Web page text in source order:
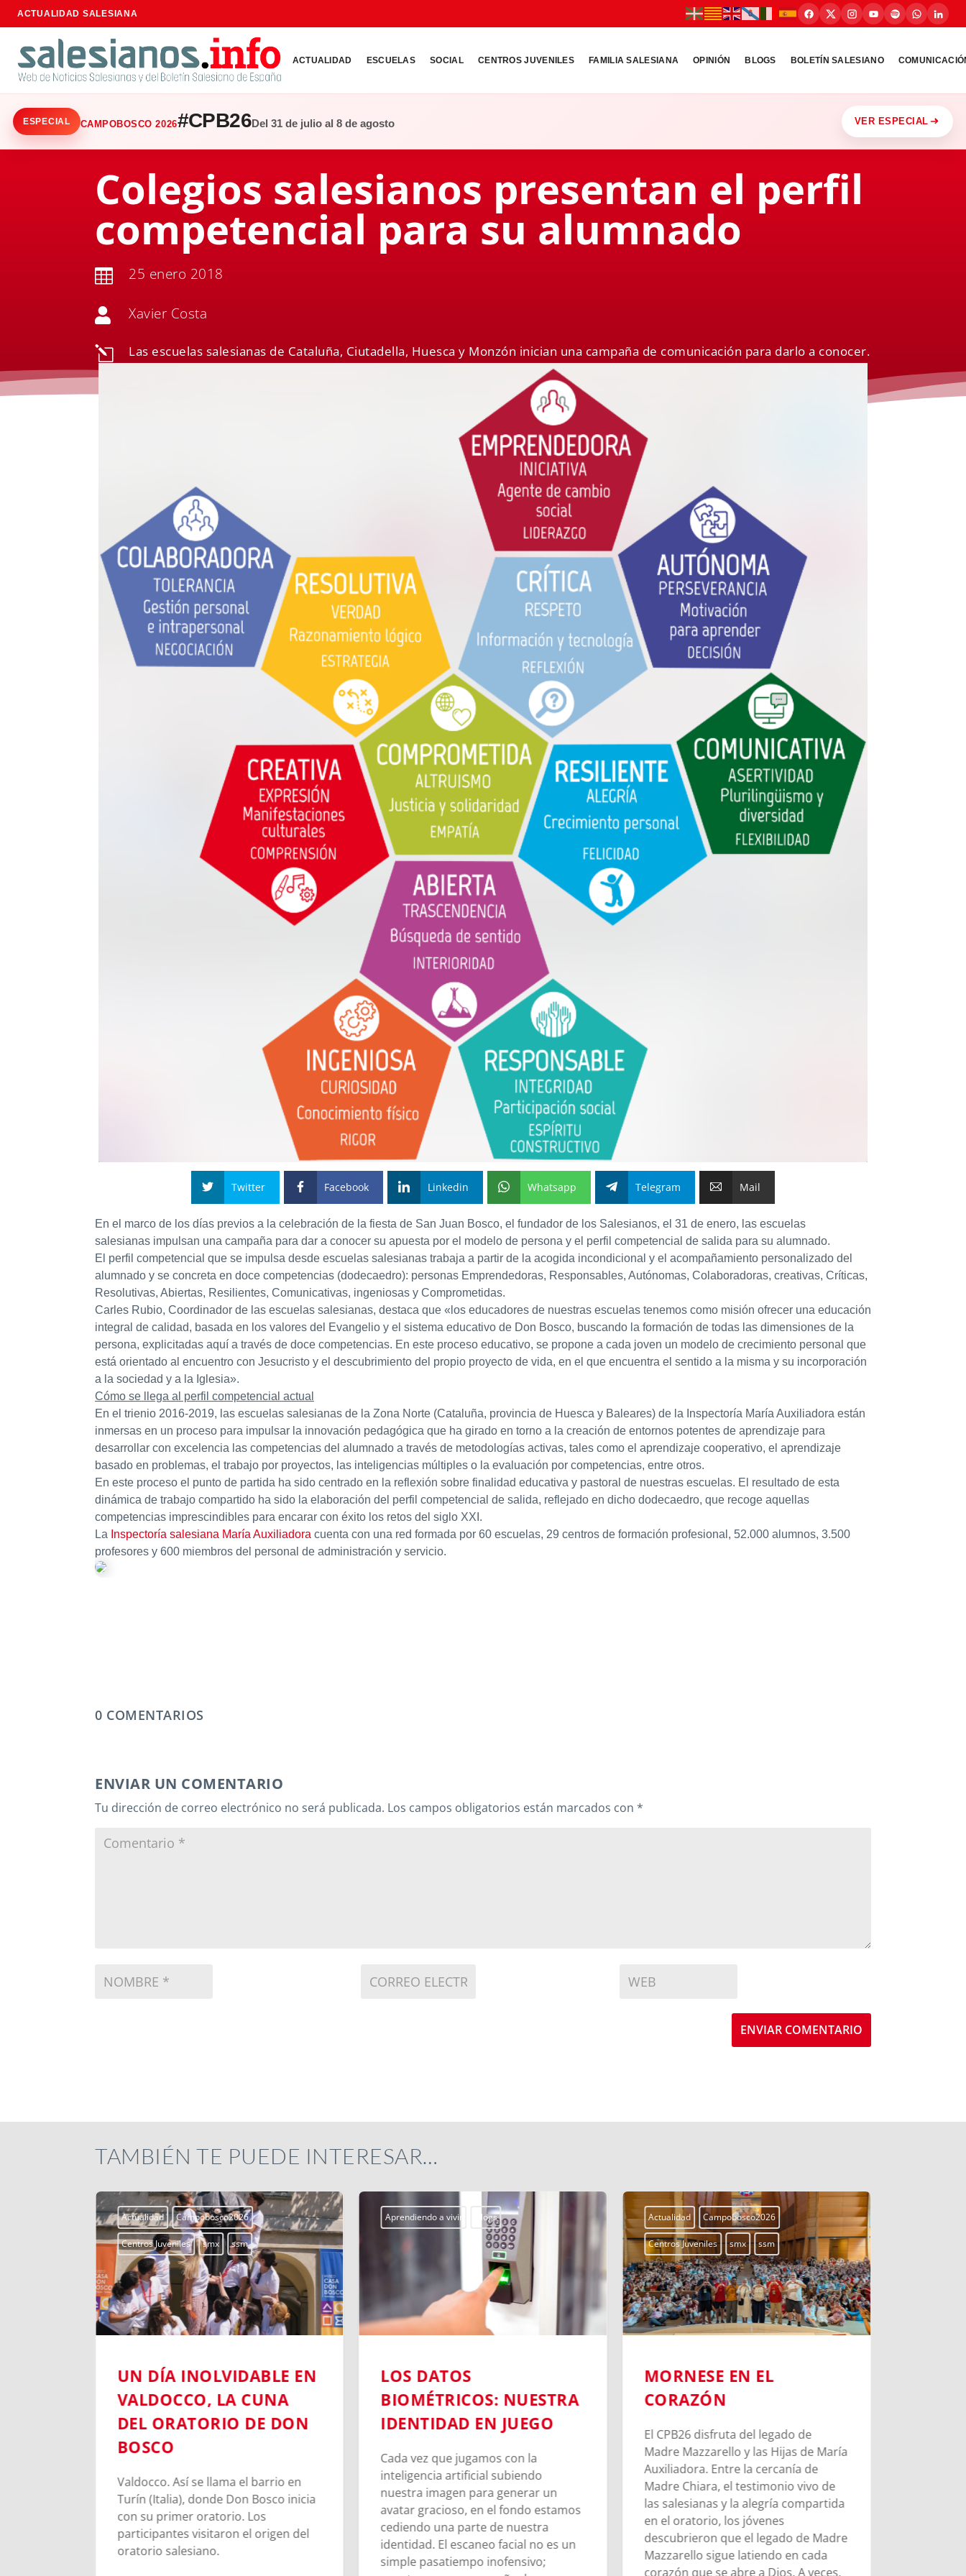
ACTUALIDAD SALESIANA
ACTUALIDAD ESCUELAS SOCIAL CENTROS JUVENILES FAMILIA SALESIANA OPINIÓN BLOGS BOLETÍN SALESIANO
ESPECIAL CAMPOBOSCO 2026#CPB26Del 31 de julio al 8 de agosto VER ESPECIAL
Colegios salesianos presentan el perfil
competencial para su alumnado
 25 enero 2018
 Xavier Costa
l Las escuelas salesianas de Cataluña, Ciutadella, Huesca y Monzón inician una campaña de comunicación para darlo a conocer.
Twitter Facebook Linkedin Whatsapp Telegram Mail
En el marco de los días previos a la celebración de la fiesta de San Juan Bosco, el fundador de los Salesianos, el 31 de enero, las escuelas
salesianas impulsan una campaña para dar a conocer su apuesta por el modelo de persona y el perfil competencial de salida para su alumnado.
El perfil competencial que se impulsa desde escuelas salesianas trabaja a partir de la acogida incondicional y el acompañamiento personalizado del
alumnado y se concreta en doce competencias (dodecaedro): personas Emprendedoras, Responsables, Autónomas, Colaboradoras, creativas, Críticas,
Resolutivas, Abiertas, Resilientes, Comunicativas, ingeniosas y Comprometidas.
Carles Rubio, Coordinador de las escuelas salesianas, destaca que «los educadores de nuestras escuelas tenemos como misión ofrecer una educación
integral de calidad, basada en los valores del Evangelio y el sistema educativo de Don Bosco, buscando la formación de todas las dimensiones de la
persona, explicitadas aquí a través de doce competencias. En este proceso educativo, se propone a cada joven un modelo de crecimiento personal que
está orientado al encuentro con Jesucristo y el descubrimiento del propio proyecto de vida, en el que encuentra el sentido a la misma y su incorporación
a la sociedad y a la Iglesia».
Cómo se llega al perfil competencial actual
En el trienio 2016-2019, las escuelas salesianas de la Zona Norte (Cataluña, provincia de Huesca y Baleares) de la Inspectoría María Auxiliadora están
inmersas en un proceso para impulsar la innovación pedagógica que ha girado en torno a la creación de entornos potentes de aprendizaje para
desarrollar con excelencia las competencias del alumnado a través de metodologías activas, tales como el aprendizaje cooperativo, el aprendizaje
basado en problemas, el trabajo por proyectos, las inteligencias múltiples o la evaluación por competencias, entre otros.
En este proceso el punto de partida ha sido centrado en la reflexión sobre finalidad educativa y pastoral de nuestras escuelas. El resultado de esta
dinámica de trabajo compartido ha sido la elaboración del perfil competencial de salida, reflejado en dicho dodecaedro, que recoge aquellas
competencias imprescindibles para encarar con éxito los retos del siglo XXI.
La Inspectoría salesiana María Auxiliadora cuenta con una red formada por 60 escuelas, 29 centros de formación profesional, 52.000 alumnos, 3.500
profesores y 600 miembros del personal de administración y servicio.
0 COMENTARIOS
ENVIAR UN COMENTARIO
Tu dirección de correo electrónico no será publicada. Los campos obligatorios están marcados con *
ENVIAR COMENTARIO
TAMBIÉN TE PUEDE INTERESAR…
Actualidad Campobosco2026
Centros Juveniles smx ssm
UN DÍA INOLVIDABLE EN
VALDOCCO, LA CUNA
DEL ORATORIO DE DON
BOSCO
Valdocco. Así se llama el barrio en
Turín (Italia), donde Don Bosco inicia
con su primer oratorio. Los
participantes visitaron el origen del
oratorio salesiano.
Aprendiendo a vivir Blogs
LOS DATOS
BIOMÉTRICOS: NUESTRA
IDENTIDAD EN JUEGO
Cada vez que jugamos con la
inteligencia artificial subiendo
nuestra imagen para generar un
avatar gracioso, en el fondo estamos
cediendo una parte de nuestra
identidad. El escaneo facial no es un
simple pasatiempo inofensivo;
Actualidad Campobosco2026
Centros Juveniles smx ssm
MORNESE EN EL
CORAZÓN
El CPB26 disfruta del legado de
Madre Mazzarello y las Hijas de María
Auxiliadora. Entre la cercanía de
Madre Chiara, el testimonio vivo de
las salesianas y la alegría compartida
en el oratorio, los jóvenes
descubrieron que el legado de Madre
Mazzarello sigue latiendo en cada
corazón que se abre a Dios. A veces,